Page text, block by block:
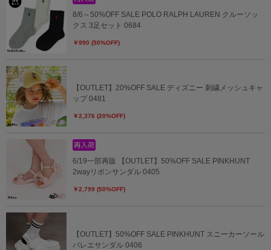
8/6～50%OFF SALE POLO RALPH LAUREN クルーソッ
クス 3足セット 0684
￥990 (50%OFF)
【OUTLET】20%OFF SALE ディズニー 刺繍メッシュキャ
ップ 0481
￥2,376 (20%OFF)
6/19一部再販 【OUTLET】50%OFF SALE PINKHUNT
2wayリボンサンダル 0405
￥2,799 (50%OFF)
【OUTLET】50%OFF SALE PINKHUNT スニーカーソール
バレエサンダル 0406